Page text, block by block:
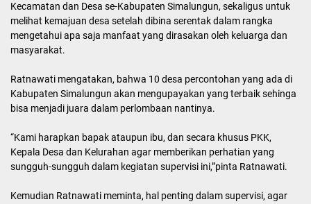
Kecamatan dan Desa se-Kabupaten Simalungun, sekaligus untuk
melihat kemajuan desa setelah dibina serentak dalam rangka
mengetahui apa saja manfaat yang dirasakan oleh keluarga dan
masyarakat.
Ratnawati mengatakan, bahwa 10 desa percontohan yang ada di
Kabupaten Simalungun akan mengupayakan yang terbaik sehinga
bisa menjadi juara dalam perlombaan nantinya.
“Kami harapkan bapak ataupun ibu, dan secara khusus PKK,
Kepala Desa dan Kelurahan agar memberikan perhatian yang
sungguh-sungguh dalam kegiatan supervisi ini,”pinta Ratnawati.
Kemudian Ratnawati meminta, hal penting dalam supervisi, agar